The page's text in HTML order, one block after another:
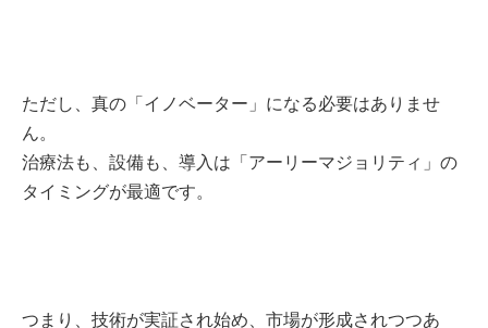
ただし、真の「イノベーター」になる必要はありませ
ん。
治療法も、設備も、導入は「アーリーマジョリティ」の
タイミングが最適です。
つまり、技術が実証され始め、市場が形成されつつあ